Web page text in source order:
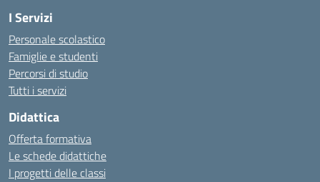
I Servizi
Personale scolastico
Famiglie e studenti
Percorsi di studio
Tutti i servizi
Didattica
Offerta formativa
Le schede didattiche
I progetti delle classi